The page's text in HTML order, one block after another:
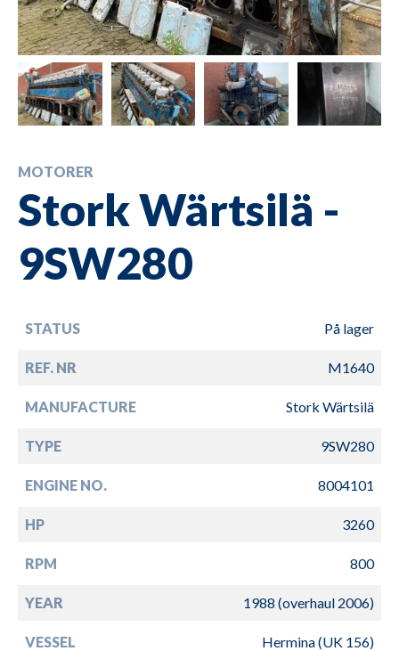
MOTORER
Stork Wärtsilä -
9SW280
STATUS På lager
REF. NR M1640
MANUFACTURE Stork Wärtsilä
TYPE 9SW280
ENGINE NO. 8004101
HP 3260
RPM 800
YEAR 1988 (overhaul 2006)
VESSEL Hermina (UK 156)